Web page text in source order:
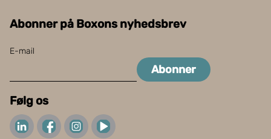
Abonner på Boxons nyhedsbrev
E-mail
Abonner
Følg os